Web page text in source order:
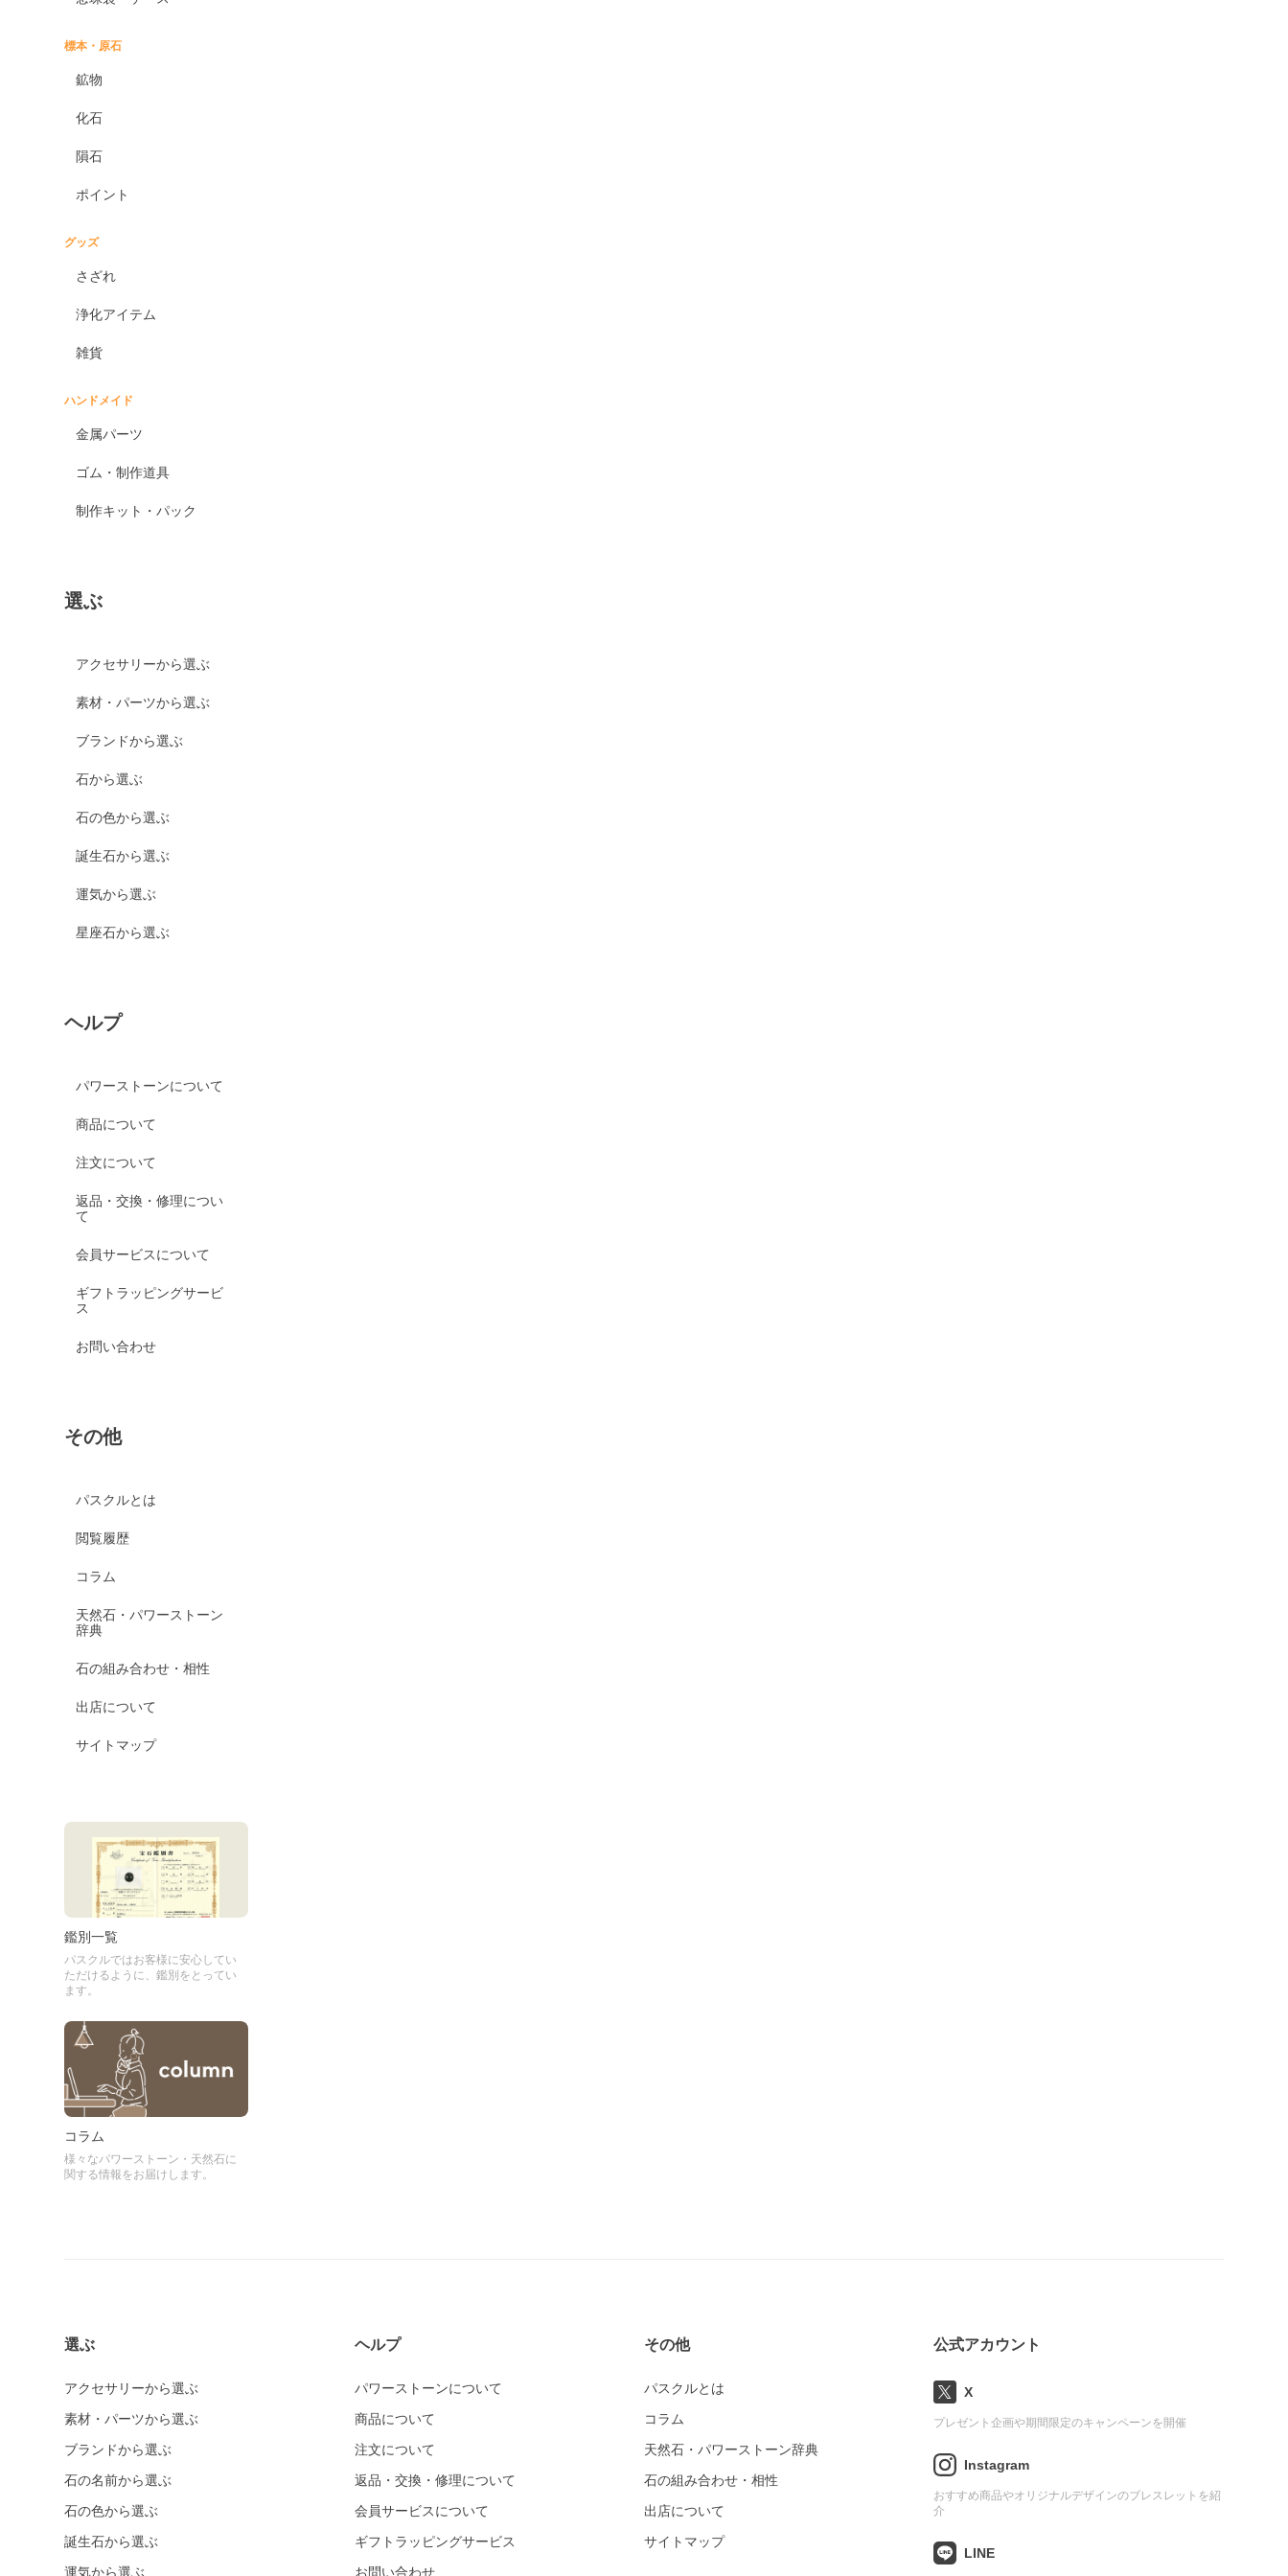
標本・原石
鉱物
化石
隕石
ポイント
グッズ
さざれ
浄化アイテム
雑貨
ハンドメイド
金属パーツ
ゴム・制作道具
制作キット・パック
選ぶ
アクセサリーから選ぶ
素材・パーツから選ぶ
ブランドから選ぶ
石から選ぶ
石の色から選ぶ
誕生石から選ぶ
運気から選ぶ
星座石から選ぶ
ヘルプ
パワーストーンについて
商品について
注文について
返品・交換・修理につい
て
会員サービスについて
ギフトラッピングサービ
ス
お問い合わせ
その他
パスクルとは
閲覧履歴
コラム
天然石・パワーストーン
辞典
石の組み合わせ・相性
出店について
サイトマップ
鑑別一覧
パスクルではお客様に安心してい
ただけるように、鑑別をとってい
ます。
コラム
様々なパワーストーン・天然石に
関する情報をお届けします。
選ぶ
アクセサリーから選ぶ
素材・パーツから選ぶ
ブランドから選ぶ
石の名前から選ぶ
石の色から選ぶ
誕生石から選ぶ
運気から選ぶ
ヘルプ
パワーストーンについて
商品について
注文について
返品・交換・修理について
会員サービスについて
ギフトラッピングサービス
お問い合わせ
その他
パスクルとは
コラム
天然石・パワーストーン辞典
石の組み合わせ・相性
出店について
サイトマップ
公式アカウント
X
プレゼント企画や期間限定のキャンペーンを開催
Instagram
おすすめ商品やオリジナルデザインのブレスレットを紹
介
LINE